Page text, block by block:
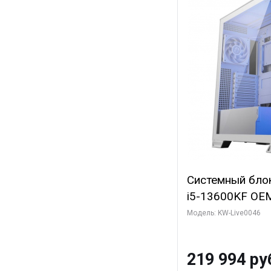
Системный
i5-13600KF
7, C14 8EC/
SSD)
Модель: KW-Live0046
219 994